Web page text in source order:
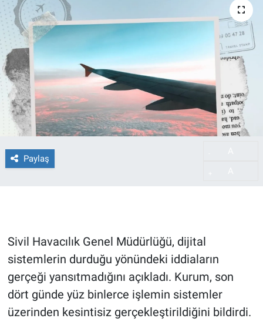
Paylaş
Sivil Havacılık Genel Müdürlüğü, dijital
sistemlerin durduğu yönündeki iddiaların
gerçeği yansıtmadığını açıkladı. Kurum, son
dört günde yüz binlerce işlemin sistemler
üzerinden kesintisiz gerçekleştirildiğini bildirdi.
Haber Arşivi